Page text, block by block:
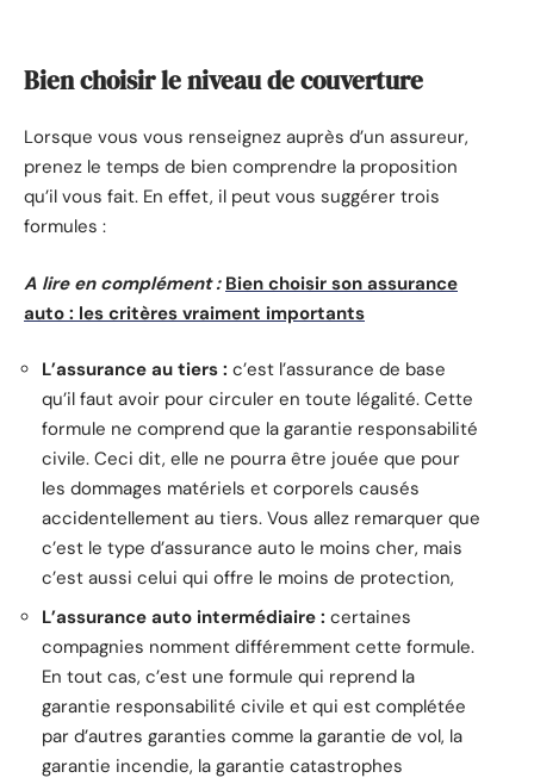
Bien choisir le niveau de couverture
Lorsque vous vous renseignez auprès d’un assureur,
prenez le temps de bien comprendre la proposition
qu’il vous fait. En effet, il peut vous suggérer trois
formules :
A lire en complément : Bien choisir son assurance
auto : les critères vraiment importants
L’assurance au tiers : c’est l’assurance de base
qu’il faut avoir pour circuler en toute légalité. Cette
formule ne comprend que la garantie responsabilité
civile. Ceci dit, elle ne pourra être jouée que pour
les dommages matériels et corporels causés
accidentellement au tiers. Vous allez remarquer que
c’est le type d’assurance auto le moins cher, mais
c’est aussi celui qui offre le moins de protection,
L’assurance auto intermédiaire : certaines
compagnies nomment différemment cette formule.
En tout cas, c’est une formule qui reprend la
garantie responsabilité civile et qui est complétée
par d’autres garanties comme la garantie de vol, la
garantie incendie, la garantie catastrophes